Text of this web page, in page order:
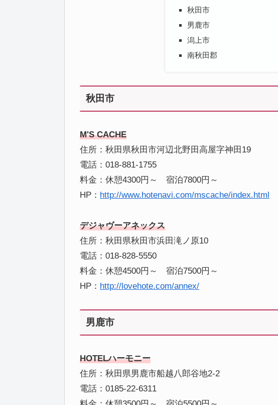
秋田市
男鹿市
潟上市
南秋田郡
秋田市
M'S CACHE
住所：秋田県秋田市河辺北野田高屋字神田19
電話：018-881-1755
料金：休憩4300円～ 宿泊7800円～
HP： http://www.hotenavi.com/mscache/index.html
デジャヴーアネックス
住所：秋田県秋田市浜田滝ノ原10
電話：018-828-5550
料金：休憩4500円～ 宿泊7500円～
HP： http://lovehote.com/annex/
男鹿市
HOTELハーモニー
住所：秋田県男鹿市船越八郎谷地2-2
電話：0185-22-6311